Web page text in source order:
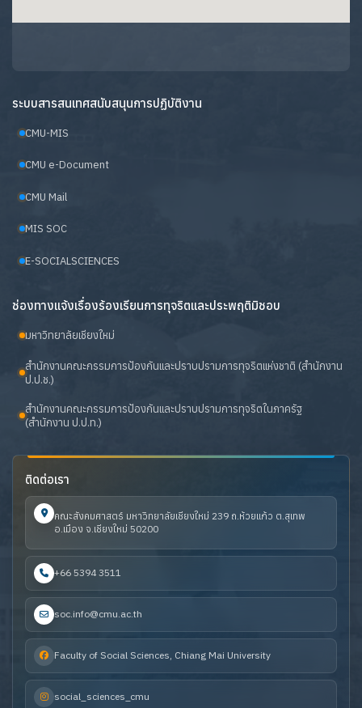
ระบบสารสนเทศสนับสนุนการปฏิบัติงาน
CMU-MIS
CMU e-Document
CMU Mail
MIS SOC
E-SOCIALSCIENCES
ช่องทางแจ้งเรื่องร้องเรียนการทุจริตและประพฤติมิชอบ
มหาวิทยาลัยเชียงใหม่
สำนักงานคณะกรรมการป้องกันและปราบปรามการทุจริตแห่งชาติ (สำนักงาน
ป.ป.ช.)
สำนักงานคณะกรรมการป้องกันและปราบปรามการทุจริตในภาครัฐ
(สำนักงาน ป.ป.ท.)
ติดต่อเรา
คณะสังคมศาสตร์ มหาวิทยาลัยเชียงใหม่ 239 ถ.ห้วยแก้ว ต.สุเทพ
อ.เมือง จ.เชียงใหม่ 50200
+66 5394 3511
soc.info@cmu.ac.th
Faculty of Social Sciences, Chiang Mai University
social_sciences_cmu